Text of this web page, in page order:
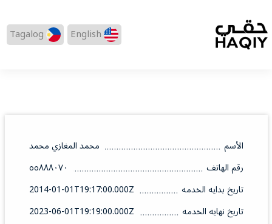
English
Tagalog
الأسم
محمد المغازي محمد
رقم الهاتف
٥٥٨٨٨٠٧٠
تاريخ بدايه الخدمه
2014-01-01T19:17:00.000Z
تاريخ نهايه الخدمه
2023-06-01T19:19:00.000Z